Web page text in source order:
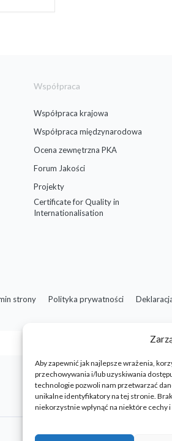
Aby zapewnić jak najlepsze wrażenia,
przechowywania i/lub uzyskiwania
technologie pozwoli nam przetwarzać
unikalne identyfikatory na tej stronie.
niekorzystnie wpłynąć na niektóre cechy
Współpraca
Współpraca krajowa
Współpraca międzynarodowa
Ocena zewnętrzna PKA
Forum Jakości
Projekty
Certificate for Quality in
Internationalisation
strony Polityka prywatności